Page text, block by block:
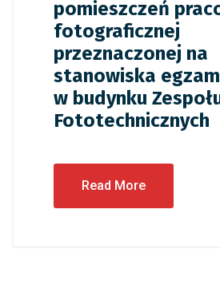
pomieszczeń
fotograficznej
przeznaczonej na
stanowiska
w budynku
Fototechnicznych
Read More